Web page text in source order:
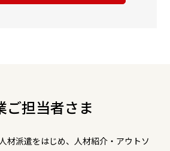
ご担当者さま
材派遣をはじめ、人材紹介・アウトソ